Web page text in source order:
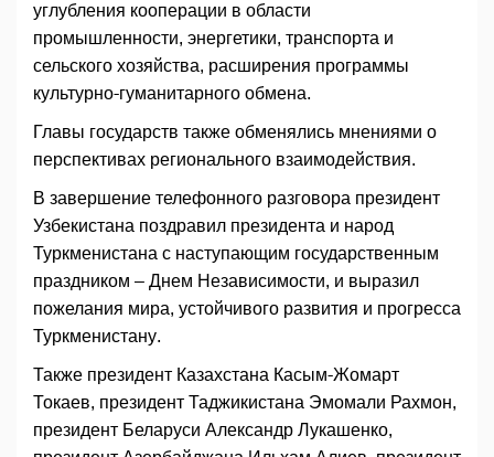
углубления кооперации в области
промышленности, энергетики, транспорта и
сельского хозяйства, расширения программы
культурно-гуманитарного обмена.
Главы государств также обменялись мнениями о
перспективах регионального взаимодействия.
В завершение телефонного разговора президент
Узбекистана поздравил президента и народ
Туркменистана с наступающим государственным
праздником – Днем Независимости, и выразил
пожелания мира, устойчивого развития и прогресса
Туркменистану.
Также президент Казахстана Касым-Жомарт
Токаев, президент Таджикистана Эмомали Рахмон,
президент Беларуси Александр Лукашенко,